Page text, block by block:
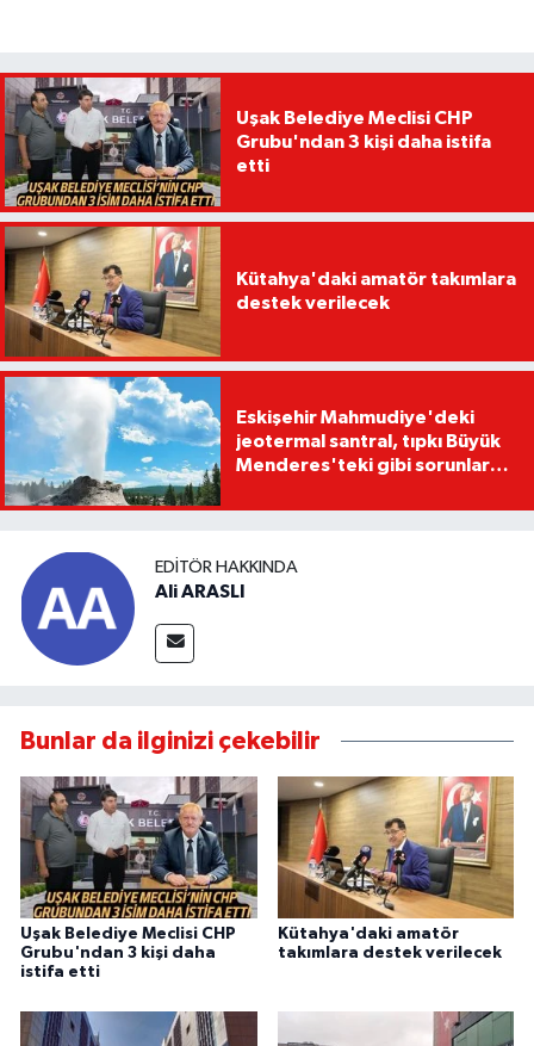
Uşak Belediye Meclisi CHP
Grubu'ndan 3 kişi daha istifa
etti
Kütahya'daki amatör takımlara
destek verilecek
Eskişehir Mahmudiye'deki
jeotermal santral, tıpkı Büyük
Menderes'teki gibi sorunlara
EDITÖR HAKKINDA
Ali ARASLI
Bunlar da ilginizi çekebilir
Uşak Belediye Meclisi CHP
Grubu'ndan 3 kişi daha
istifa etti
Kütahya'daki amatör
takımlara destek verilecek